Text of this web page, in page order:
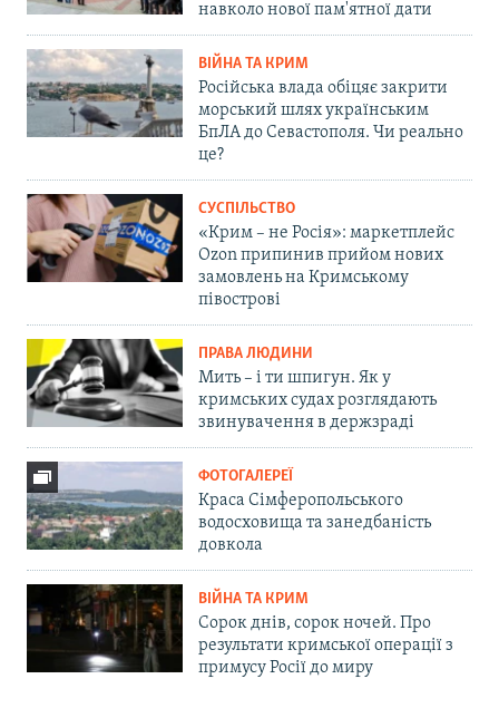
навколо нової пам'ятної дати
ВІЙНА ТА КРИМ
Російська влада обіцяє закрити
морський шлях українським
БпЛА до Севастополя. Чи реально
це?
СУСПІЛЬСТВО
«Крим – не Росія»: маркетплейс
Ozon припинив прийом нових
замовлень на Кримському
півострові
ПРАВА ЛЮДИНИ
Мить – і ти шпигун. Як у
кримських судах розглядають
звинувачення в держзраді
ФОТОГАЛЕРЕЇ
Краса Сімферопольського
водосховища та занедбаність
довкола
ВІЙНА ТА КРИМ
Сорок днів, сорок ночей. Про
результати кримської операції з
примусу Росії до миру